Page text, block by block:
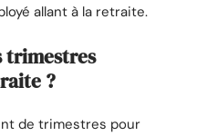
allant à la retraite.
trimestres
?
de trimestres pour